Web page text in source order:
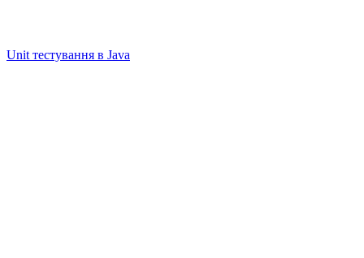
Unit тестування в Java